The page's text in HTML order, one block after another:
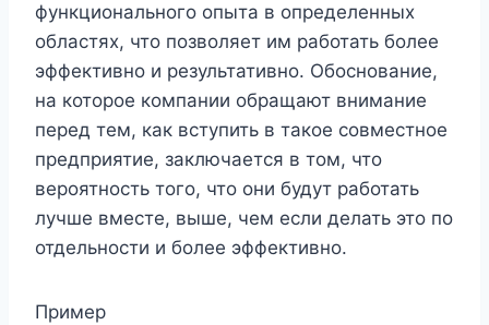
функционального опыта в определенных
областях, что позволяет им работать более
эффективно и результативно. Обоснование,
на которое компании обращают внимание
перед тем, как вступить в такое совместное
предприятие, заключается в том, что
вероятность того, что они будут работать
лучше вместе, выше, чем если делать это по
отдельности и более эффективно.
Пример